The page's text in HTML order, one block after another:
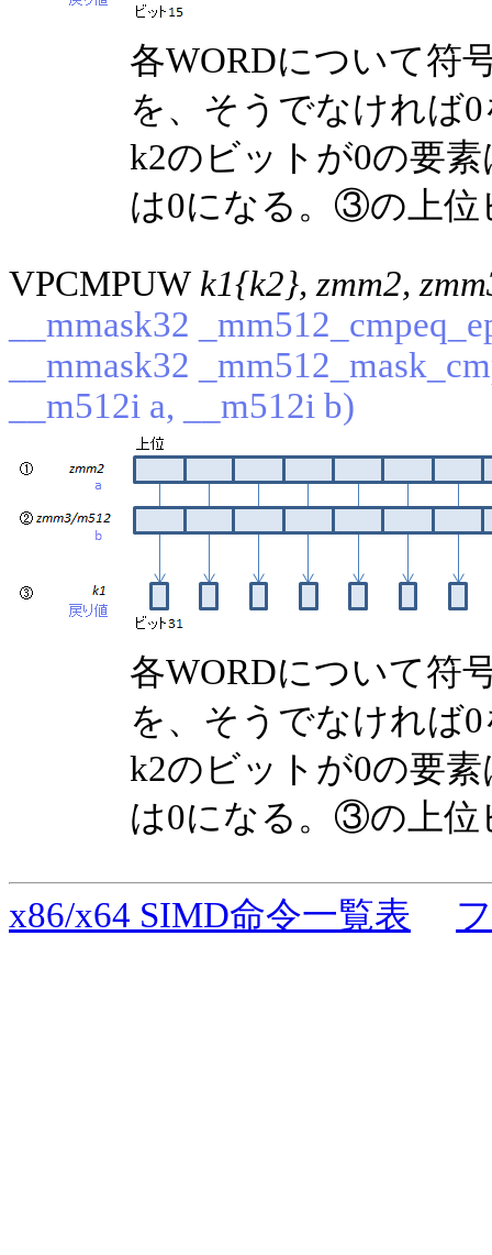
各WORDについて
を、そうでなければ
k2のビットが0の要
は0になる。③の上位
VPCMPUW k1{k2}, zmm2,
__mmask32
__mmask32
__m512i a, __m512i b)
各WORDについて
を、そうでなければ
k2のビットが0の要
は0になる。③の上位
x86/x64 SIMD命令一覧表